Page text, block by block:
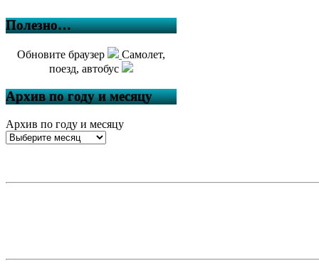
Полезно…
Обновите браузер
Самолет,
поезд, автобус
Архив по году и месяцу
Архив по году и месяцу